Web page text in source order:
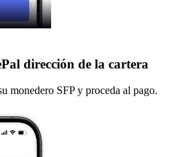
dirección de la cartera
monedero SFP y proceda al pago.